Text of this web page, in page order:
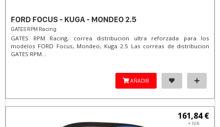
FORD FOCUS - KUGA - MONDEO 2.5
GATES RPM Racing
GATES RPM Racing, correa distribucion ultra reforzada para los
modelos FORD Focus, Mondeo, Kuga 2.5 Las correas de distribucion
GATES RPM...
AÑADIR
161,84 €
+ IVA